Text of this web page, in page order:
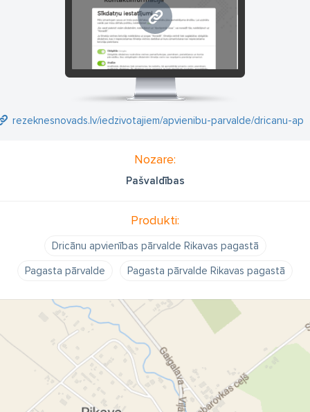
rezeknesnovads.lv
rezeknesnovads.lv/iedzivotajiem/apvienibu-parvalde/dricanu-
Nozare:
Pašvaldības
Produkti:
Dricānu apvienības pārvalde Rikavas pagastā
Pagasta pārvalde
Pagasta pārvalde Rikavas pagastā